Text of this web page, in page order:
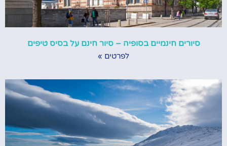
סיורים חינמיים בסופיה – סיור חינם על בסיס טיפים
לפרטים »